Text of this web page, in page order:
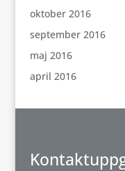
oktober 2016
september 2016
maj 2016
april 2016